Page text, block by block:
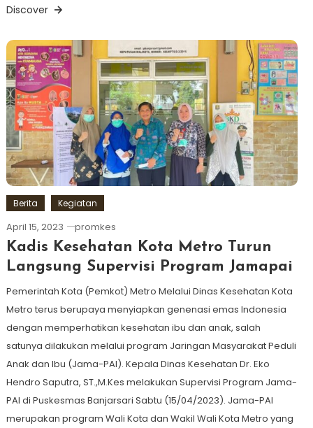
Discover
Berita Kegiatan
April 15, 2023 promkes
Kadis Kesehatan Kota Metro Turun
Langsung Supervisi Program Jamapai
Pemerintah Kota (Pemkot) Metro Melalui Dinas Kesehatan Kota
Metro terus berupaya menyiapkan genenasi emas Indonesia
dengan memperhatikan kesehatan ibu dan anak, salah
satunya dilakukan melalui program Jaringan Masyarakat Peduli
Anak dan Ibu (Jama-PAI). Kepala Dinas Kesehatan Dr. Eko
Hendro Saputra, ST.,M.Kes melakukan Supervisi Program Jama-
PAI di Puskesmas Banjarsari Sabtu (15/04/2023). Jama-PAI
merupakan program Wali Kota dan Wakil Wali Kota Metro yang